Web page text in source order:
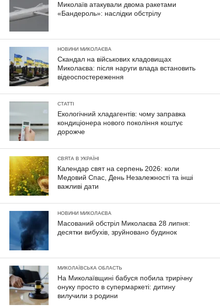
Миколаїв атакували двома ракетами
«Бандероль»: наслідки обстрілу
НОВИНИ МИКОЛАЄВА
Скандал на військових кладовищах
Миколаєва: після наруги влада встановить
відеоспостереження
СТАТТІ
Екологічний хладагентів: чому заправка
кондиціонера нового покоління коштує
дорожче
СВЯТА В УКРАЇНІ
Календар свят на серпень 2026: коли
Медовий Спас, День Незалежності та інші
важливі дати
НОВИНИ МИКОЛАЄВА
Масований обстріл Миколаєва 28 липня:
десятки вибухів, зруйновано будинок
МИКОЛАЇВСЬКА ОБЛАСТЬ
На Миколаївщині бабуся побила трирічну
онуку просто в супермаркеті: дитину
вилучили з родини